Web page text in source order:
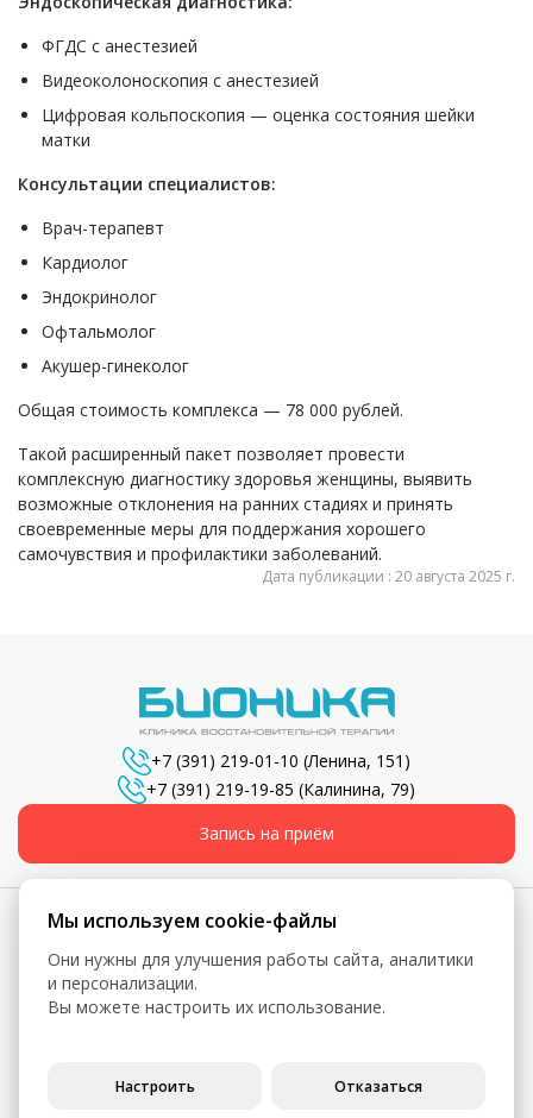
ФГДС с анестезией
Видеоколоноскопия с анестезией
Цифровая кольпоскопия — оценка состояния шейки
матки
Консультации специалистов:
Врач-терапевт
Кардиолог
Эндокринолог
Офтальмолог
Акушер-гинеколог
Общая стоимость комплекса — 78 000 рублей.
Такой расширенный пакет позволяет провести
комплексную диагностику здоровья женщины, выявить
возможные отклонения на ранних стадиях и принять
своевременные меры для поддержания хорошего
самочувствия и профилактики заболеваний.
Дата публикации : 20 августа 2025 г.
+7 (391) 219-01-10 (Ленина, 151)
+7 (391) 219-19-85 (Калинина, 79)
Запись на приём
© 2026, Бионика - Сеть медицинских центров
Вся информация, включая цены, представлена для
Политика конфиденциальности
Мы используем cookie-файлы
Они нужны для улучшения работы сайта, аналитики
и персонализации.
Вы можете настроить их использование.
Настроить Отказаться